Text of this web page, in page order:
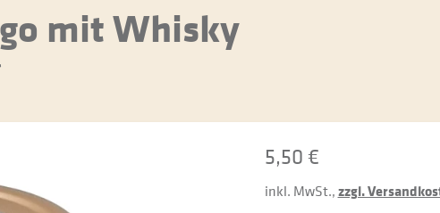
mit Whisky
5,50 €
inkl. MwSt.,zzgl.